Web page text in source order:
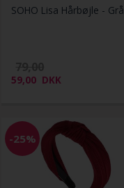
SOHO Lisa Hårbøjle - Grå
59,00 DKK
-25%